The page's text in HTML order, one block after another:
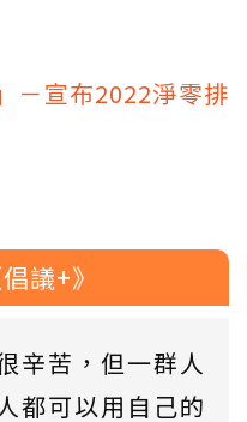
－宣布2022淨零排
議+》
辛苦，但一群人
都可以用自己的